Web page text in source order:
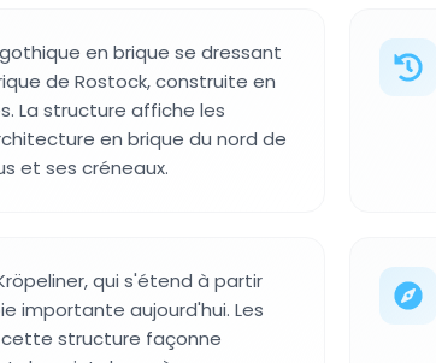
en brique se dressant
de Rostock, construite en
La structure affiche les
en brique du nord de
et ses créneaux.
qui s'étend à partir
importante aujourd'hui. Les
structure façonne